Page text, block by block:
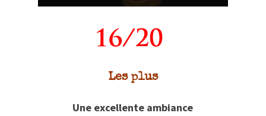
Les plus
Une excellente ambiance